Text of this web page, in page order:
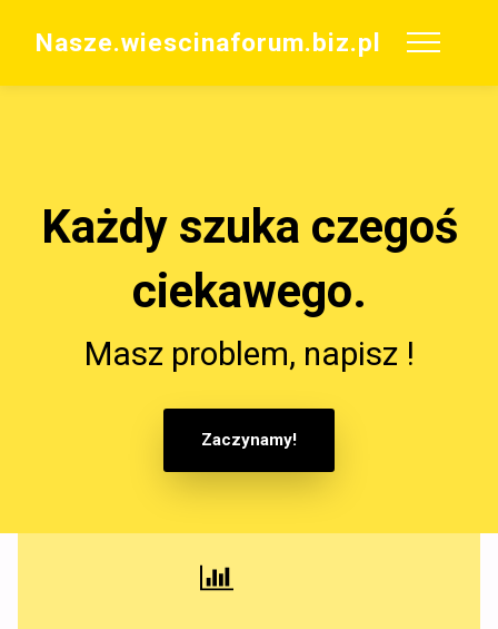
Nasze.wiescinaforum.biz.pl
Każdy szuka czegoś
ciekawego.
Masz problem, napisz !
Zaczynamy!